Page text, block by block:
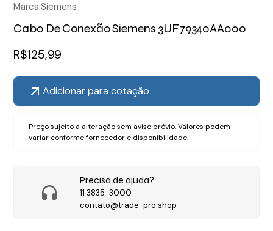
Marca:Siemens
Cabo De Conexão Siemens 3UF79340AA000
R$125,99
Adicionar para cotação
Preço sujeito a alteração sem aviso prévio. Valores podem
variar conforme fornecedor e disponibilidade.
Precisa de ajuda?
11 3835-3000
contato@trade-pro.shop